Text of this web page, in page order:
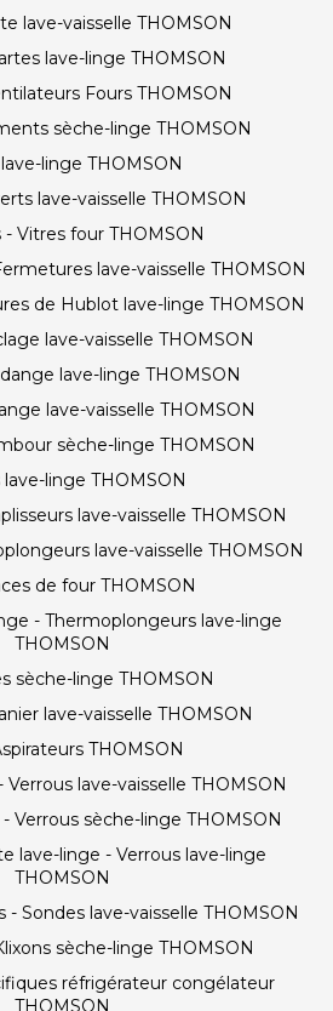
lave-vaisselle THOMSON
lave-linge THOMSON
Fours THOMSON
sèche-linge THOMSON
linge THOMSON
lave-vaisselle THOMSON
- Vitres four THOMSON
lave-vaisselle THOMSON
de Hublot lave-linge THOMSON
lave-vaisselle THOMSON
lave-linge THOMSON
lave-vaisselle THOMSON
sèche-linge THOMSON
lave-linge THOMSON
lave-vaisselle THOMSON
lave-vaisselle THOMSON
de four THOMSON
- Thermoplongeurs lave-linge
THOMSON
sèche-linge THOMSON
lave-vaisselle THOMSON
THOMSON
lave-vaisselle THOMSON
Verrous sèche-linge THOMSON
lave-linge - Verrous lave-linge
THOMSON
- Sondes lave-vaisselle THOMSON
sèche-linge THOMSON
réfrigérateur congélateur
THOMSON